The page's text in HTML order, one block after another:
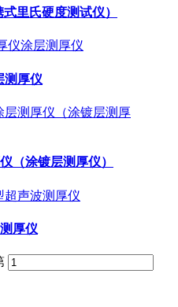
里氏硬度测试仪）
测厚仪
（涂镀层测厚仪）
厚仪